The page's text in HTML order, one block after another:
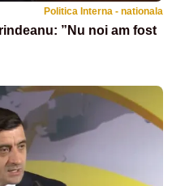
Politica Interna - nationala
”Nu noi am fost